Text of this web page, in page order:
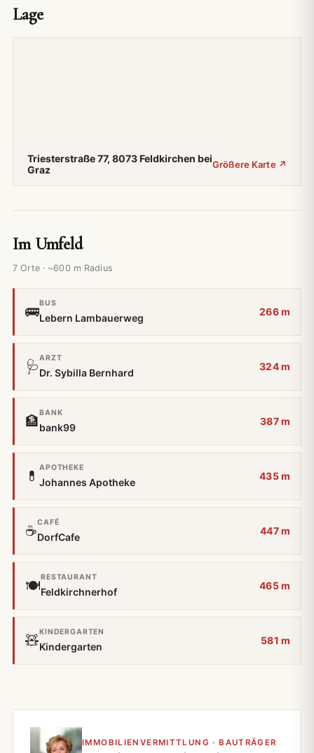
Lage
Triesterstraße 77, 8073 Feldkirchen bei
Graz
Größere Karte ↗
Im Umfeld
7 Orte · ~600 m Radius
🚌
BUS
Lebern Lambauerweg
266 m
🩺
ARZT
Dr. Sybilla Bernhard
324 m
🏦
BANK
bank99
387 m
💊
APOTHEKE
Johannes Apotheke
435 m
☕
CAFÉ
DorfCafe
447 m
🍽️
RESTAURANT
Feldkirchnerhof
465 m
🧸
KINDERGARTEN
Kindergarten
581 m
IMMOBILIENVERMITTLUNG · BAUTRÄGER